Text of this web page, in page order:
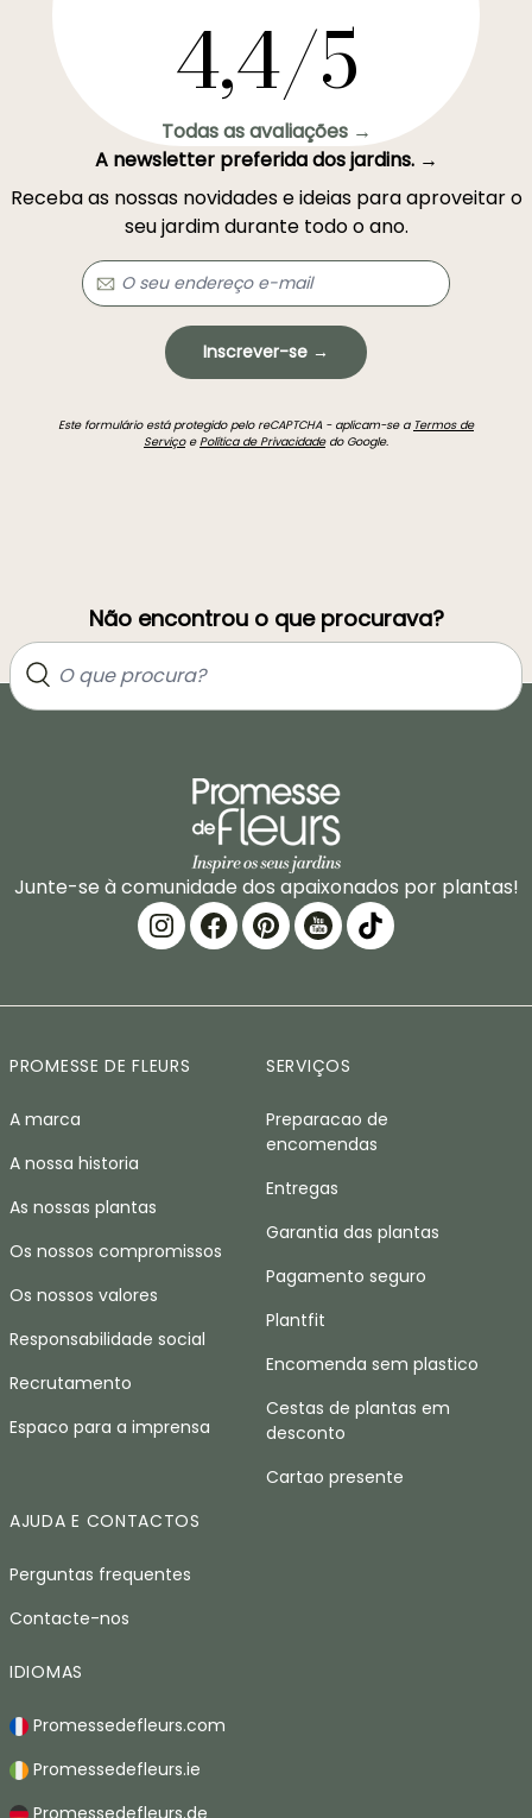
4,4/5
Todas as avaliações →
A newsletter preferida dos jardins. →
Receba as nossas novidades e ideias para aproveitar o
seu jardim durante todo o ano.
Inscrever-se →
Este formulário está protegido pelo reCAPTCHA - aplicam-se a Termos de
ServiçoePolítica de Privacidadedo Google.
Não encontrou o que procurava?
Junte-se à comunidade dos apaixonados por plantas!
PROMESSE DE FLEURS
A marca
A nossa historia
As nossas plantas
Os nossos compromissos
Os nossos valores
Responsabilidade social
Recrutamento
Espaco para a imprensa
SERVIÇOS
Preparacao de
encomendas
Entregas
Garantia das plantas
Pagamento seguro
Plantfit
Encomenda sem plastico
Cestas de plantas em
desconto
Cartao presente
AJUDA E CONTACTOS
Perguntas frequentes
Contacte-nos
IDIOMAS
Promessedefleurs.com
Promessedefleurs.ie
Promessedefleurs.de